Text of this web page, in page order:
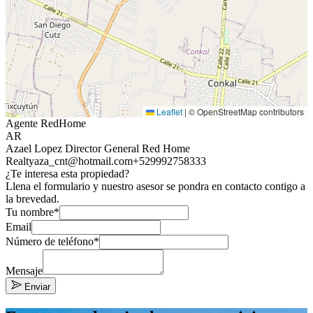
Leaflet | © OpenStreetMap contributors
Agente RedHome
AR
Azael Lopez Director General Red Home
Realtyaza_cnt@hotmail.com+529992758333
¿Te interesa esta propiedad?
Llena el formulario y nuestro asesor se pondra en contacto contigo a
la brevedad.
Tu nombre*
Email
Número de teléfono*
Mensaje
Enviar